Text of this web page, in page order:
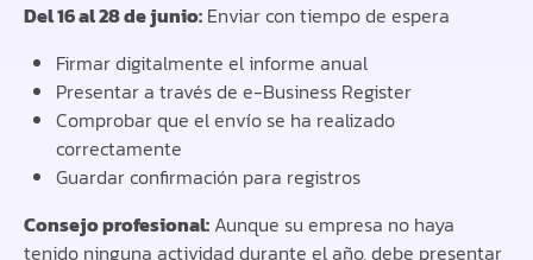
Del 16 al 28 de junio: Enviar con tiempo de espera
Firmar digitalmente el informe anual
Presentar a través de e-Business Register
Comprobar que el envío se ha realizado
correctamente
Guardar confirmación para registros
Consejo profesional: Aunque su empresa no haya
tenido ninguna actividad durante el año, debe presentar